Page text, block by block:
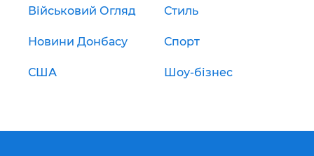
Військовий Огляд Стиль
Новини Донбасу Спорт
США Шоу-бізнес